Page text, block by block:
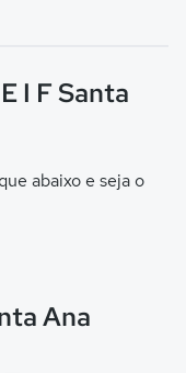
I F Santa
abaixo e seja o
Ana